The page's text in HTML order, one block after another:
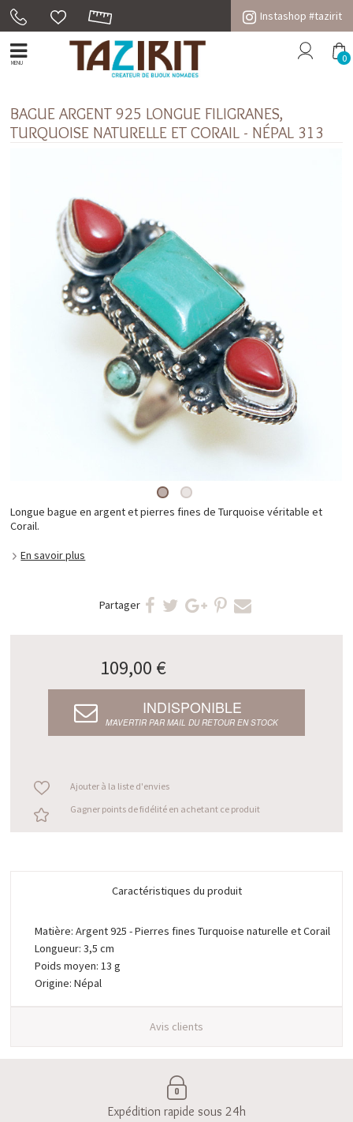
Instashop #tazirit
MENU 0
BAGUE ARGENT 925 LONGUE FILIGRANES,
TURQUOISE NATURELLE ET CORAIL - NÉPAL 313
Longue bague en argent et pierres fines de Turquoise véritable et
Corail.
En savoir plus
Partager
109,00 €
INDISPONIBLE
M’AVERTIR PAR MAIL DU RETOUR EN STOCK
Ajouter à la liste d'envies
Gagner points de fidélité en achetant ce produit
Caractéristiques du produit
Matière: Argent 925 - Pierres fines Turquoise naturelle et Corail
Longueur: 3,5 cm
Poids moyen: 13 g
Origine: Népal
Avis clients
Expédition rapide sous 24h